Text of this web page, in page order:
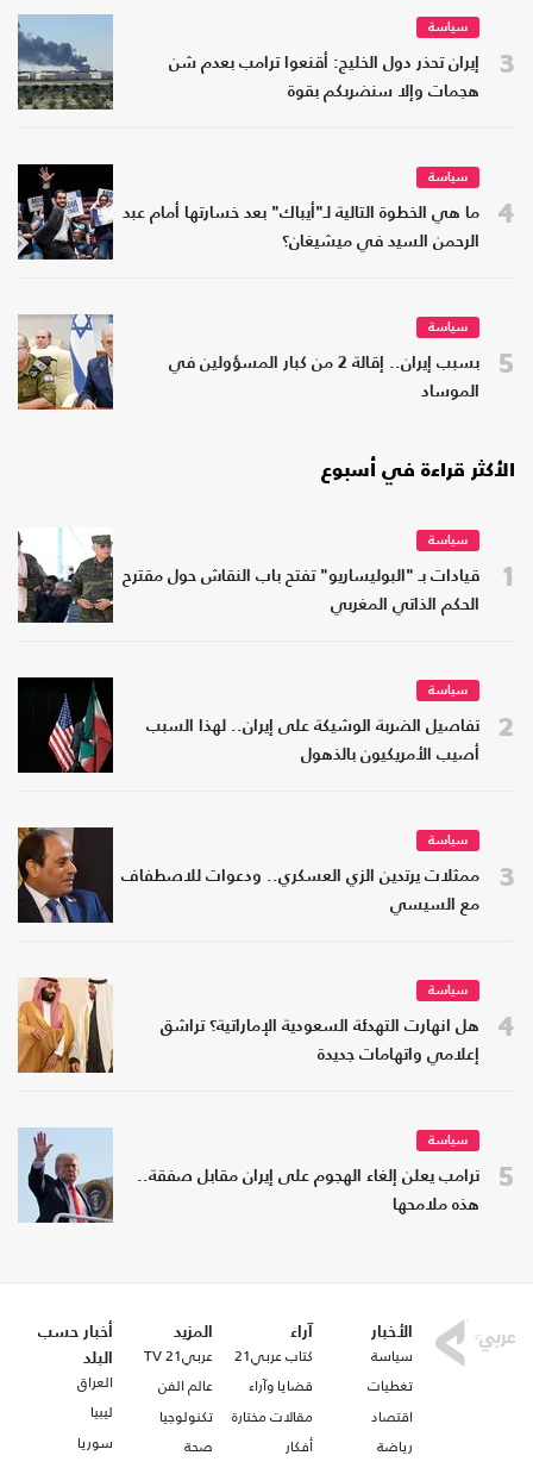
3
سياسة
إيران تحذر دول الخليج: أقنعوا ترامب بعدم شن
هجمات وإلا سنضربكم بقوة
4
سياسة
ما هي الخطوة التالية لـ"أيباك" بعد خسارتها أمام عبد
الرحمن السيد في ميشيغان؟
5
سياسة
بسبب إيران.. إقالة 2 من كبار المسؤولين في
الموساد
الأكثر قراءة في أسبوع
1
سياسة
قيادات بـ "البوليساريو" تفتح باب النقاش حول مقترح
الحكم الذاتي المغربي
2
سياسة
تفاصيل الضربة الوشيكة على إيران.. لهذا السبب
أصيب الأمريكيون بالذهول
3
سياسة
ممثلات يرتدين الزي العسكري.. ودعوات للاصطفاف
مع السيسي
4
سياسة
هل انهارت التهدئة السعودية الإماراتية؟ تراشق
إعلامي واتهامات جديدة
5
سياسة
ترامب يعلن إلغاء الهجوم على إيران مقابل صفقة..
هذه ملامحها
الأخبار
سياسة
تغطيات
اقتصاد
رياضة
آراء
كتاب عربي21
قضايا وآراء
مقالات مختارة
أفكار
المزيد
عربي21 TV
عالم الفن
تكنولوجيا
صحة
أخبار حسب
البلد
العراق
ليبيا
سوريا